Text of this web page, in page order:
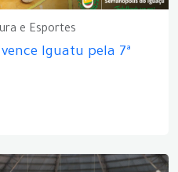
e Esportes
Iguatu pela 7ª